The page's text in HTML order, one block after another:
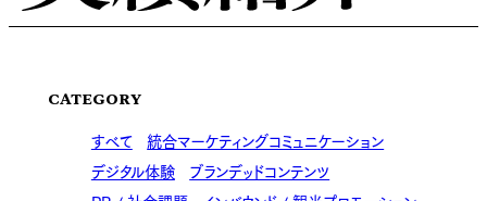
CATEGORY
すべて 統合マーケティングコミュニケーション
デジタル体験
ブランデッドコンテンツ